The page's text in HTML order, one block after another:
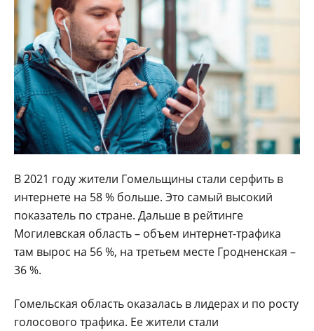
В 2021 году жители Гомельщины стали серфить в
интернете на 58 % больше. Это самый высокий
показатель по стране. Дальше в рейтинге
Могилевская область – объем интернет-трафика
там вырос на 56 %, на третьем месте Гродненская –
36 %.
Гомельская область оказалась в лидерах и по росту
голосового трафика. Ее жители стали